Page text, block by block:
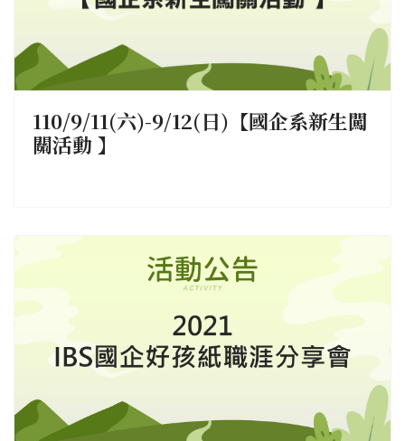
110/9/11(六)-9/12(日)【國企系新生闖
關活動 】